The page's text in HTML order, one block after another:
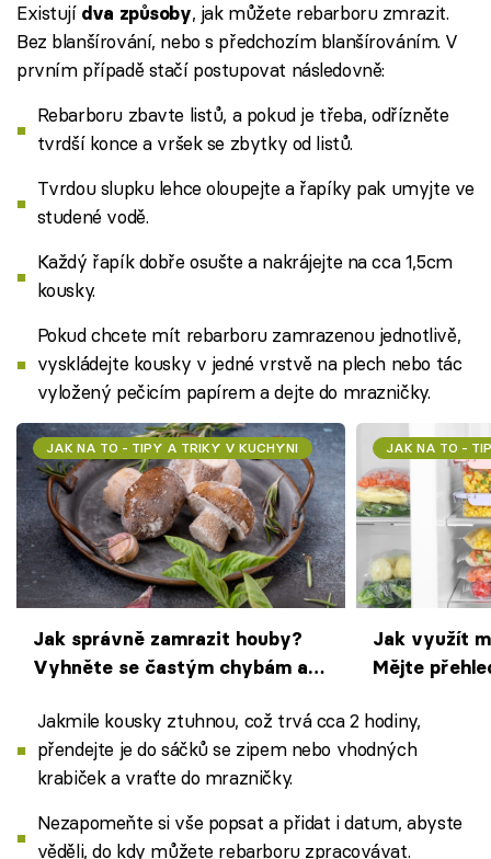
Existují dva způsoby, jak můžete rebarboru zmrazit.
Bez blanšírování, nebo s předchozím blanšírováním. V
prvním případě stačí postupovat následovně:
Rebarboru zbavte listů, a pokud je třeba, odřízněte
tvrdší konce a vršek se zbytky od listů.
Tvrdou slupku lehce oloupejte a řapíky pak umyjte ve
studené vodě.
Každý řapík dobře osušte a nakrájejte na cca 1,5cm
kousky.
Pokud chcete mít rebarboru zamrazenou jednotlivě,
vyskládejte kousky v jedné vrstvě na plech nebo tác
vyložený pečicím papírem a dejte do mrazničky.
JAK NA TO - TIPY A TRIKY V KUCHYNI
Jak správně zamrazit houby?
Vyhněte se častým chybám a
kvalitě
JAK NA TO -
Jak využít
Mějte
Jakmile kousky ztuhnou, což trvá cca 2 hodiny,
přendejte je do sáčků se zipem nebo vhodných
krabiček a vraťte do mrazničky.
Nezapomeňte si vše popsat a přidat i datum, abyste
věděli, do kdy můžete rebarboru zpracovávat.